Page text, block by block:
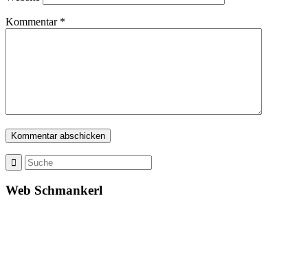
Kommentar *
Web Schmankerl